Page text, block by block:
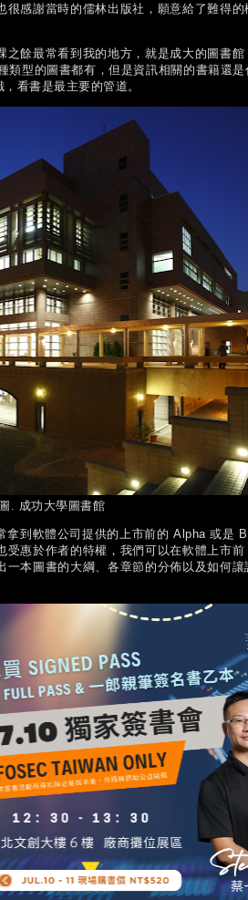
感謝當時的儒林出版社，願意給了難得
餘最常看到我的地方，就是成大的圖書
型的圖書都有，但是資訊相關的書籍還
看書是最主要的管道。
圖. 成功大學圖書館
拿到軟體公司提供的上市前的 Alpha 或是
惠於作者的特權，我們可以在軟體上市
本圖書的大綱、各章節的分佈以及如何